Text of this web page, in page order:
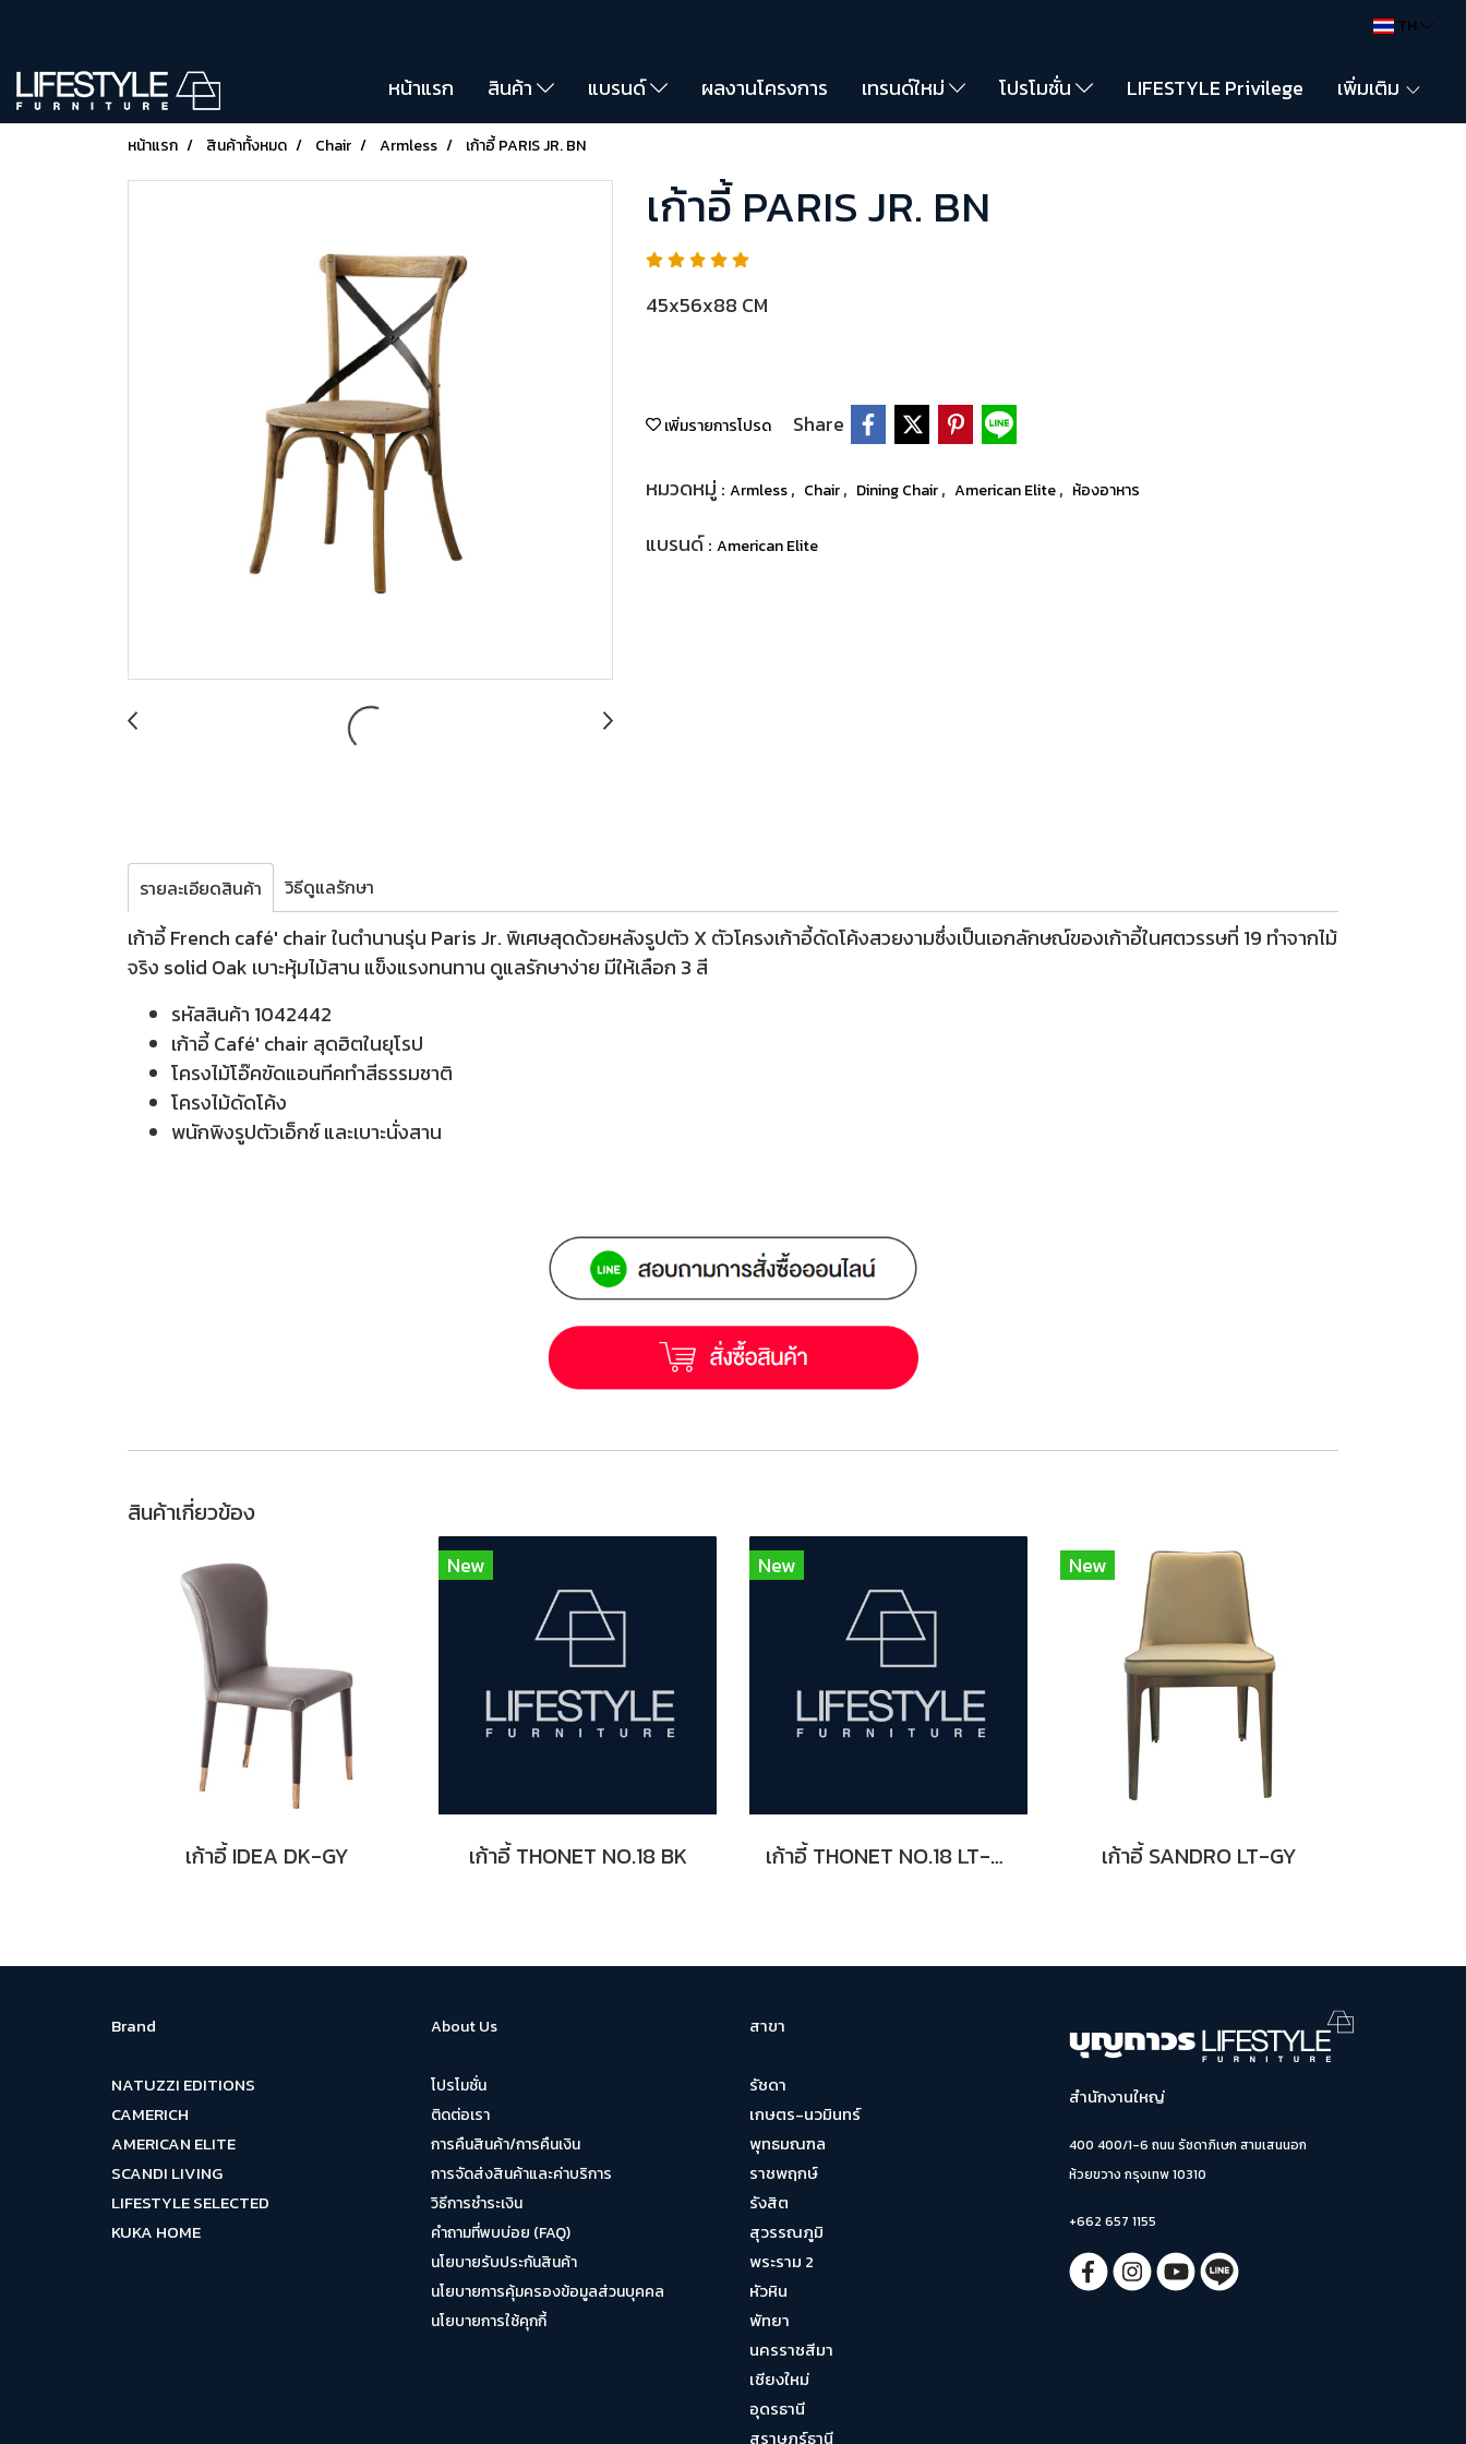
TH
หน้าแรก สินค้า แบรนด์ ผลงานโครงการ เทรนด์ใหม่ โปรโมชั่น LIFESTYLE Privilege เพิ่มเติม
หน้าแรก สินค้าทั้งหมด Chair Armless เก้าอี้ PARIS JR. BN
เก้าอี้ PARIS JR. BN
45x56x88 CM
เพิ่มรายการโปรด Share
หมวดหมู่ : Armless, Chair, Dining Chair, American Elite, ห้องอาหาร
แบรนด์ : American Elite
รายละเอียดสินค้า วิธีดูแลรักษา
เก้าอี้ French café' chair ในตำนานรุ่น Paris Jr. พิเศษสุดด้วยหลังรูปตัว X ตัวโครงเก้าอี้ดัดโค้งสวยงามซึ่งเป็นเอกลักษณ์ของเก้าอี้ในศตวรรษที่ 19 ทำจากไม้
จริง solid Oak เบาะหุ้มไม้สาน แข็งแรงทนทาน ดูแลรักษาง่าย มีให้เลือก 3 สี
รหัสสินค้า 1042442
เก้าอี้ Café' chair สุดฮิตในยุโรป
โครงไม้โอ๊คขัดแอนทีคทำสีธรรมชาติ
โครงไม้ดัดโค้ง
พนักพิงรูปตัวเอ็กซ์ และเบาะนั่งสาน
สินค้าเกี่ยวข้อง
เก้าอี้ IDEA DK-GY
New
เก้าอี้ THONET NO.18 BK
New
เก้าอี้ THONET NO.18 LT-BL
New
เก้าอี้ SANDRO LT-GY
Brand
NATUZZI EDITIONS
CAMERICH
AMERICAN ELITE
SCANDI LIVING
LIFESTYLE SELECTED
KUKA HOME
About Us
โปรโมชั่น
ติดต่อเรา
การคืนสินค้า/การคืนเงิน
การจัดส่งสินค้าและค่าบริการ
วิธีการชำระเงิน
คำถามที่พบบ่อย (FAQ)
นโยบายรับประกันสินค้า
นโยบายการคุ้มครองข้อมูลส่วนบุคคล
นโยบายการใช้คุกกี้
สาขา
รัชดา
เกษตร-นวมินทร์
พุทธมณฑล
ราชพฤกษ์
รังสิต
สุวรรณภูมิ
พระราม 2
หัวหิน
พัทยา
นครราชสีมา
เชียงใหม่
อุดรธานี
สุราษฎร์ธานี
สำนักงานใหญ่
400 400/1-6 ถนน รัชดาภิเษก สามเสนนอก
ห้วยขวาง กรุงเทพ 10310
+662 657 1155